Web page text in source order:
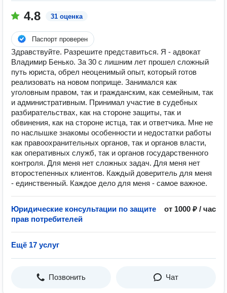
4.8 31 оценка
Паспорт проверен
Здравствуйте. Разрешите представиться. Я - адвокат
Владимир Бенько. За 30 с лишним лет прошел сложный
путь юриста, обрел неоценимый опыт, который готов
реализовать на новом поприще. Занимался как
уголовным правом, так и гражданским, как семейным, так
и административным. Принимал участие в судебных
разбирательствах, как на стороне защиты, так и
обвинения, как на стороне истца, так и ответчика. Мне не
по наслышке знакомы особенности и недостатки работы
как правоохранительных органов, так и органов власти,
как оперативных служб, так и органов государственного
контроля. Для меня нет сложных задач. Для меня нет
второстепенных клиентов. Каждый доверитель для меня
- единственный. Каждое дело для меня - самое важное.
Юридические консультации по защите
прав потребителей
от 1000 ₽ / час
Ещё 17 услуг
Позвонить Чат